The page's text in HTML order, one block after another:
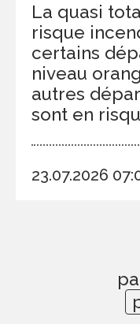
La quasi
risque
certains
niveau
autres
sont en
23.07.2026